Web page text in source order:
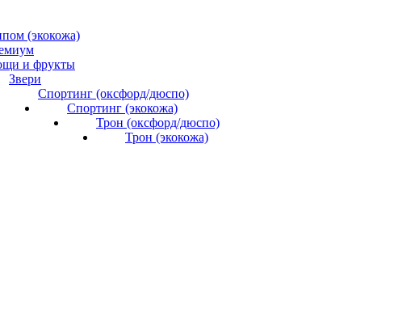
(экокожа)
и фрукты
Звери
Спортинг (оксфорд/дюспо)
Спортинг (экокожа)
Трон (оксфорд/дюспо)
Трон (экокожа)